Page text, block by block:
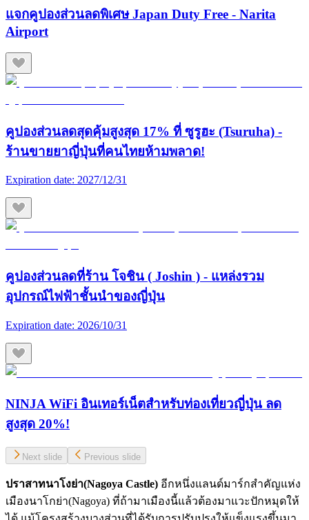
แจกคูปองส่วนลดพิเศษ Japan Duty Free - Narita
Airport
คูปองส่วนลดสุดคุ้มสูงสุด 17% ที่ ซูรูฮะ (Tsuruha) -
ร้านขายยาญี่ปุ่นที่คนไทยห้ามพลาด!
Expiration date: 2027/12/31
คูปองส่วนลดที่ร้าน โจชิน ( Joshin ) - แหล่งรวม
อุปกรณ์ไฟฟ้าชั้นนำของญี่ปุ่น
Expiration date: 2026/10/31
NINJA WiFi อินเทอร์เน็ตสำหรับท่องเที่ยวญี่ปุ่น ลด
สูงสุด 20%!
Next slide Previous slide
ปราสาทนาโงย่า(Nagoya Castle) อีกหนึ่งแลนด์มาร์กสำคัญแห่ง
เมืองนาโกย่า(Nagoya) ที่ถ้ามาเมืองนี้แล้วต้องมาแวะปักหมุดให้